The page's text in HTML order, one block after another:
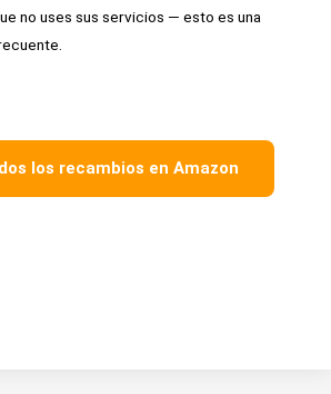
no uses sus servicios — esto es una
los recambios en Amazon